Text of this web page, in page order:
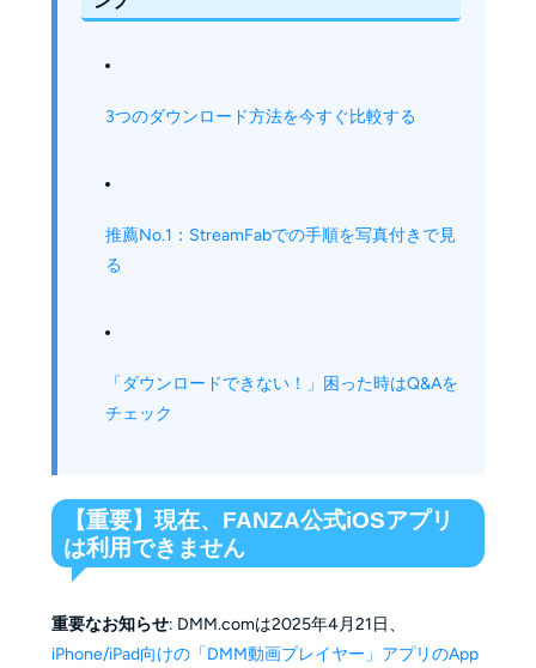
3つのダウンロード方法を今すぐ比較する
推薦No.1：StreamFabでの手順を写真付きで見
る
「ダウンロードできない！」困った時はQ&Aを
チェック
【重要】現在、FANZA公式iOSアプリ
は利用できません
重要なお知らせ: DMM.comは2025年4月21日、
iPhone/iPad向けの「DMM動画プレイヤー」アプリのApp